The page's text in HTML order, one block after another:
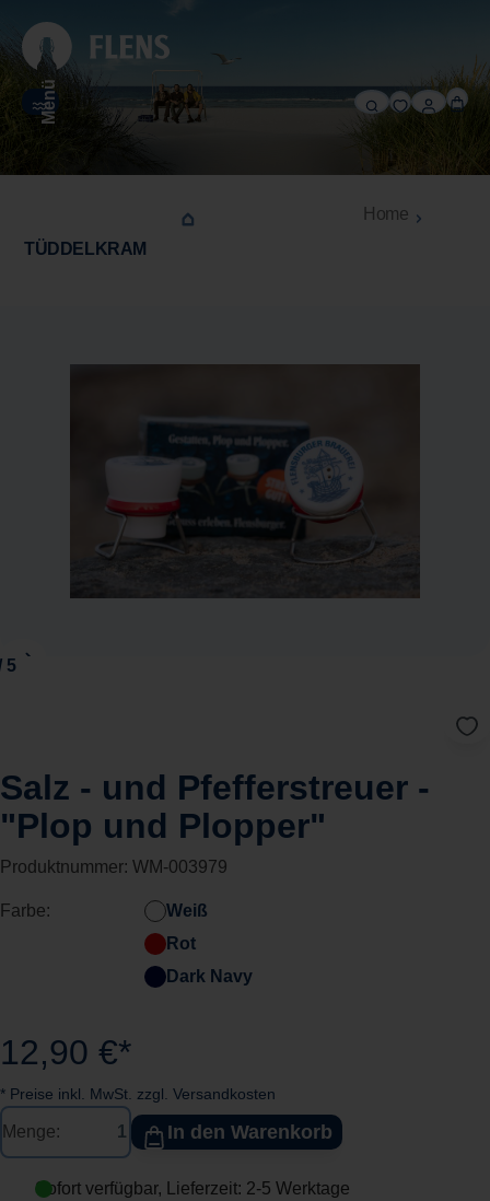
springen
Menü
Home
TÜDDELKRAM
Salz - und Pfefferstreuer -
"Plop und Plopper"
Produktnummer: WM-003979
Farbe:
Weiß
Rot
Dark Navy
12,90 €*
* Preise inkl. MwSt. zzgl. Versandkosten
Menge: In den Warenkorb
Sofort verfügbar, Lieferzeit: 2-5 Werktage